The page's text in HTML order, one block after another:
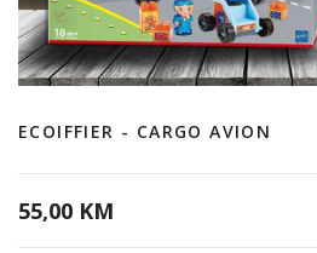
ECOIFFIER - CARGO AVION
55,00 KM